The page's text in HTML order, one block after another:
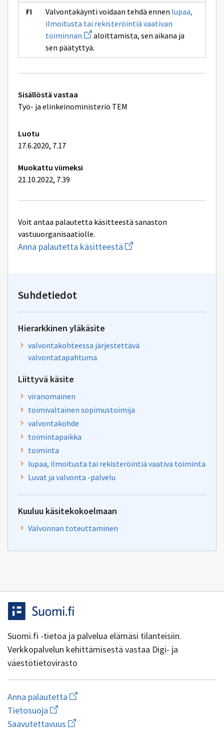
palvelussa
Valvontakäynti voidaan tehdä ennen lupaa,
ilmoitusta tai rekisteröintiä vaativan
toiminnan Avaa
uuden
ikkunan
sivulle
ilmoitusta
toiminnan
aloittamista, sen aikana ja
sen päätyttyä.
Tekniset
lisätiedot
Sisällöstä vastaa
Työ- ja elinkeinoministeriö TEM
Luotu
17.6.2020, 7.17
Muokattu viimeksi
21.10.2022, 7.39
Voit antaa palautetta käsitteestä sanaston
vastuuorganisaatiolle.
Anna palautetta käsitteestä Aloita
uuden
Suhdetiedot
Hierarkkinen yläkäsite
valvontakohteessa järjestettävä
valvontatapahtuma
Liittyvä käsite
viranomainen
toimivaltainen sopimustoimija
valvontakohde
toimintapaikka
toiminta
lupaa, ilmoitusta tai rekisteröintiä vaativa toiminta
Luvat ja valvonta -palvelu
Kuuluu käsitekokoelmaan
Valvonnan toteuttaminen
Suomi.fi -tietoa ja palvelua elämäsi tilanteisiin.
Verkkopalvelun kehittämisestä vastaa Digi- ja
väestötietovirasto
Anna palautetta Aloita
uuden
kirjoitus
Tietosuoja Avaa
linkki
uuteen
Saavutettavuus Avaa